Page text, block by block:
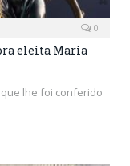
0
eleita Maria
lhe foi conferido